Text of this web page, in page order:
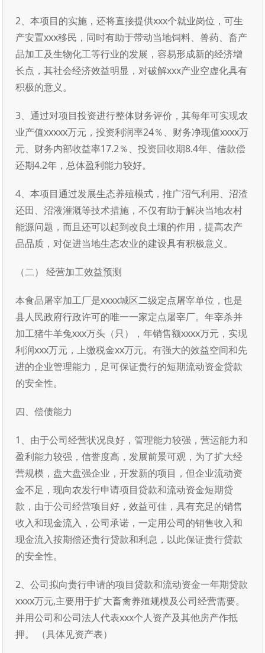
2、本项目的实施，还将直接提供xxx个就业岗位，可生
产安置xxx移民，同时有助于带动当地饲料、兽药、畜产
品加工及生物化工等行业的发展，容易形成新的经济增
长点，其社会经济效益明显，对破解xxx产业空虚化具有
积极的意义。
3、通过对项目投资进行整体财务评价，其每年可实现农
业产值xxxxx万元，投资利润率24％、财务净现值xxxx万
元、财务内部收益率17.2％、投资回收期8.4年、借款偿
还期4.2年，总体盈利能力较好。
4、本项目通过发展生态养殖模式，推广沼气利用、沼渣
还田、沼液灌溉等技术措施，不仅有助于解决当地农村
能源问题，而且还可以起到改良土壤的作用，提高农产
品品质，对促进当地生态农业的建设具有积极意义。
（二） 经营加工效益预测
本食品屠宰加工厂是xxxx城区二级定点屠宰单位，也是
县人民政府行政许可的唯一一家定点屠宰厂。年宰杀并
加工猪牛羊兔xxx万头（只），年销售额xxxx万元，实现
利润xxx万元，上缴税金xx万元。有强大的效益空间和先
进的企业管理能力，足可保证贵行的短期流动资金贷款
的安全性。
四、偿债能力
1、由于公司经营状况良好，管理能力较强，营运能力和
盈利能力较强，信誉度高，发展前景可观，为了扩大经
营规模，盘大盘强企业，开发新的项目，但企业流动资
金不足，现向农发行申请项目贷款和流动资金短期贷
款，由于公司经营项目好，效益可佳，具有充足的销售
收入和现金流入，公司承诺，一定用公司的销售收入和
现金流入按期偿还贵行贷款和利息，以此保证贵行贷款
的安全性。
2、公司拟向贵行申请的项目贷款和流动资金一年期贷款
xxxx万元,主要用于扩大畜禽养殖规模及公司经营需要。
并用公司和公司法人代表xxx个人资产及其他房产作抵
押。 （具体见资产表）